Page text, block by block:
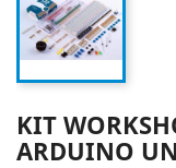
KIT
ARDUINO